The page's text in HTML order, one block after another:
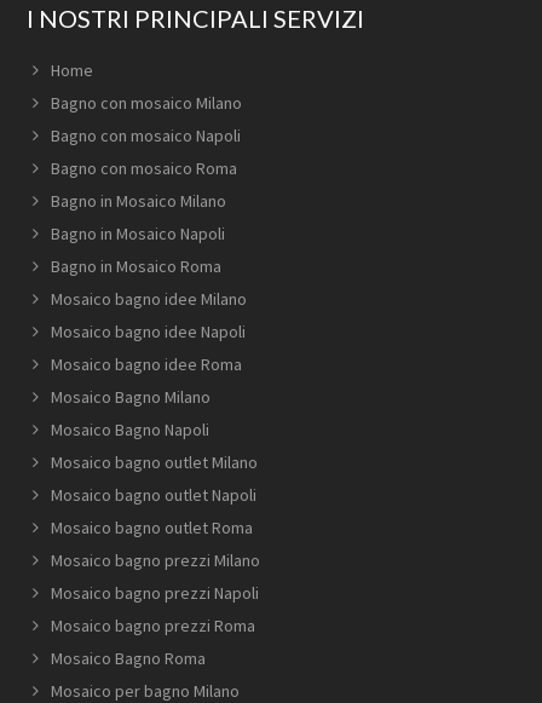
I NOSTRI PRINCIPALI SERVIZI
Home
Bagno con mosaico Milano
Bagno con mosaico Napoli
Bagno con mosaico Roma
Bagno in Mosaico Milano
Bagno in Mosaico Napoli
Bagno in Mosaico Roma
Mosaico bagno idee Milano
Mosaico bagno idee Napoli
Mosaico bagno idee Roma
Mosaico Bagno Milano
Mosaico Bagno Napoli
Mosaico bagno outlet Milano
Mosaico bagno outlet Napoli
Mosaico bagno outlet Roma
Mosaico bagno prezzi Milano
Mosaico bagno prezzi Napoli
Mosaico bagno prezzi Roma
Mosaico Bagno Roma
Mosaico per bagno Milano